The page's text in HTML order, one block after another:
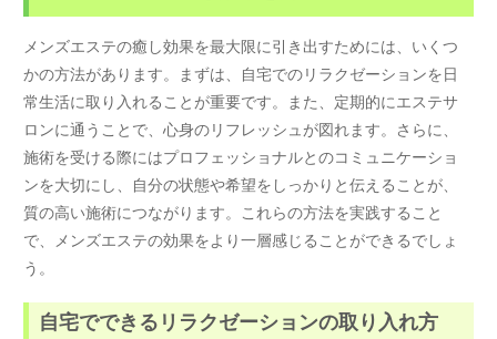
メンズエステの癒し効果を最大限に引き出すためには、いくつ
かの方法があります。まずは、自宅でのリラクゼーションを日
常生活に取り入れることが重要です。また、定期的にエステサ
ロンに通うことで、心身のリフレッシュが図れます。さらに、
施術を受ける際にはプロフェッショナルとのコミュニケーショ
ンを大切にし、自分の状態や希望をしっかりと伝えることが、
質の高い施術につながります。これらの方法を実践すること
で、メンズエステの効果をより一層感じることができるでしょ
う。
自宅でできるリラクゼーションの取り入れ方